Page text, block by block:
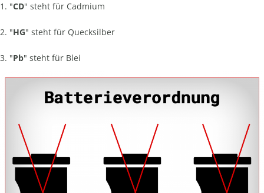
1. "CD" steht für Cadmium
2. "HG" steht für Quecksilber
3. "Pb" steht für Blei